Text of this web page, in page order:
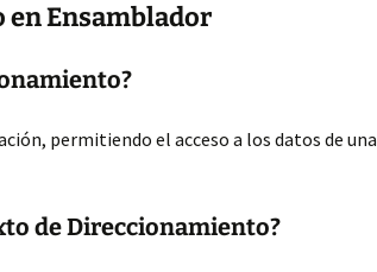
en Ensamblador
permitiendo el acceso a los datos de una
de Direccionamiento?